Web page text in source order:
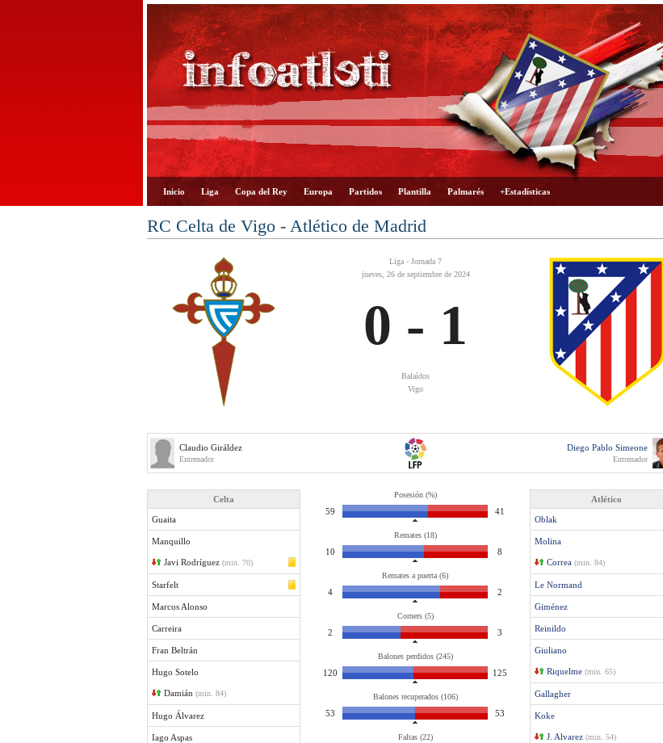
Inicio Liga Copa del Rey Europa Partidos Plantilla Palmarés +Estadísticas
RC Celta de Vigo - Atlético de Madrid
Liga - Jornada 7
jueves, 26 de septiembre de 2024
0 - 1
Balaídos
Vigo
Claudio Giráldez
Entrenador
Diego Pablo Simeone
Entrenador
Celta
Guaita
Manquillo
Javi Rodríguez (min. 70)
Starfelt
Marcos Alonso
Carreira
Fran Beltrán
Hugo Sotelo
Damián (min. 84)
Hugo Álvarez
Iago Aspas
Posesión (%)
59 41
Remates (18)
10 8
Remates a puerta (6)
4 2
Corners (5)
2 3
Balones perdidos (245)
120 125
Balones recuperados (106)
53 53
Faltas (22)
Atlético
Oblak
Molina
Correa (min. 84)
Le Normand
Giménez
Reinildo
Giuliano
Riquelme (min. 65)
Gallagher
Koke
J. Alvarez (min. 54)